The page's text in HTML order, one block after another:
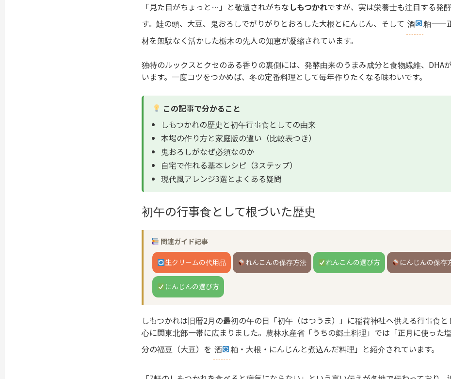
「見た目がちょっと…」と敬遠されがちなしもつかれですが、実は栄養士も注目する発
す。鮭の頭、大豆、鬼おろしでがりがりとおろした大根とにんじん、そして 酒
粕——
材を無駄なく活かした栃木の先人の知恵が凝縮されています。
独特のルックスとクセのある香りの裏側には、発酵由来のうまみ成分と食物繊維、DHA
います。一度コツをつかめば、冬の定番料理として毎年作りたくなる味わいです。
この記事で分かること
しもつかれの歴史と初午行事食としての由来
本場の作り方と家庭版の違い（比較表つき）
鬼おろしがなぜ必須なのか
自宅で作れる基本レシピ（3ステップ）
現代風アレンジ3選とよくある疑問
初午の行事食として根づいた歴史
関連ガイド記事
生クリームの代用品 れんこんの保存方法 れんこんの選び方 にんじんの保存
にんじんの選び方
しもつかれは旧暦2月の最初の午の日「初午（はつうま）」に稲荷神社へ供える行事食と
心に関東北部一帯に広まりました。農林水産省「うちの郷土料理」では「正月に使った
分の福豆（大豆）を 酒 粕・大根・にんじんと煮込んだ料理」と紹介されています。